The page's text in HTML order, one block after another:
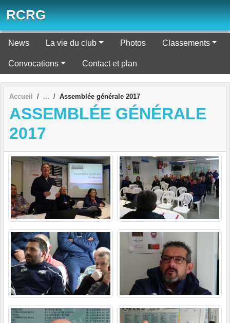
RCRG
News La vie du club Photos Classements
Convocations Contact et plan
Accueil Assemblée générale 2017
ASSEMBLÉE GÉNÉRALE
2017